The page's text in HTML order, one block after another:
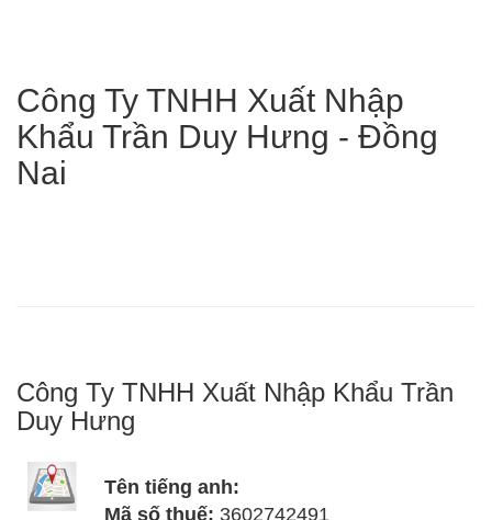
Công Ty TNHH Xuất Nhập
Khẩu Trần Duy Hưng - Đồng
Nai
Công Ty TNHH Xuất Nhập Khẩu Trần
Duy Hưng
Tên tiếng anh:
Mã số thuế: 3602742491